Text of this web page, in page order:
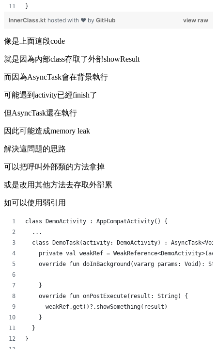
}
view raw
InnerClass.kt hosted with ❤ by GitHub
像是上面這段code
就是因為內部class存取了外部showResult
而因為AsyncTask會在背景執行
可能遇到activity已經finish了
但AsyncTask還在執行
因此可能造成memory leak
解決這問題的思路
可以把呼叫外部類的方法拿掉
或是改用其他方法去存取外部累
如可以使用弱引用
class DemoActivity : AppCompatActivity() {
  ...
class DemoTask(activity: DemoActivity) :
private val weakRef =
override fun doInBackground(vararg params: Void):
    }
    override fun onPostExecute(result: String) {
      weakRef.get()?.showSomething(result)
    }
  }
}